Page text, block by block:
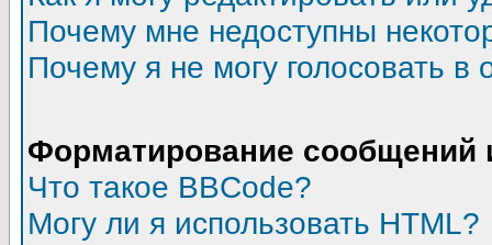
Почему мне недоступны
Почему я не могу голосовать в
Форматирование сообщений
Что такое BBCode?
Могу ли я использовать HTML?